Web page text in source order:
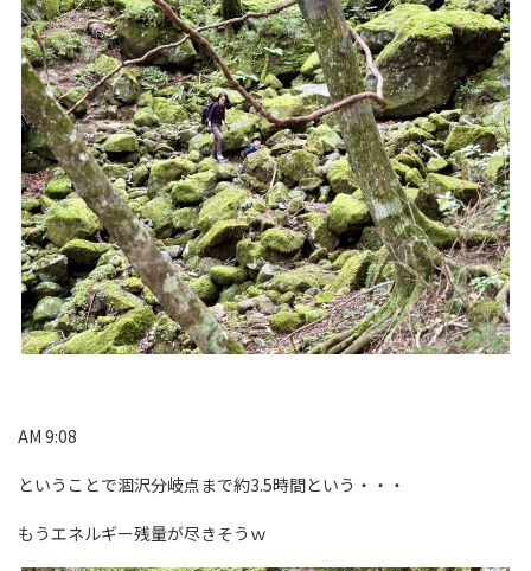
AM 9:08
ということで涸沢分岐点まで約3.5時間という・・・
もうエネルギー残量が尽きそうｗ